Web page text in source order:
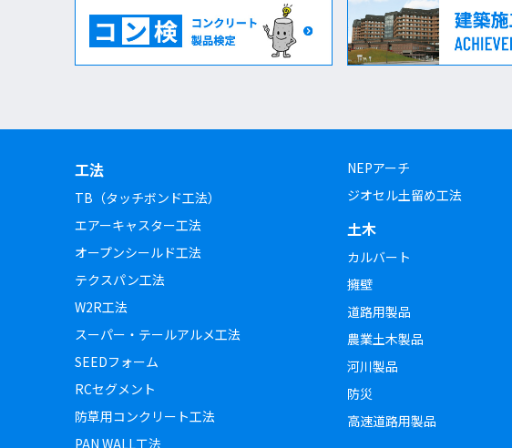
工法
TB（タッチボンド工法）
エアーキャスター工法
オープンシールド工法
テクスパン工法
W2R工法
スーパー・テールアルメ工法
SEEDフォーム
RCセグメント
防草用コンクリート工法
PAN WALL工法
NEPアーチ
ジオセル土留め工法
土木
カルバート
擁壁
道路用製品
農業土木製品
河川製品
防災
高速道路用製品